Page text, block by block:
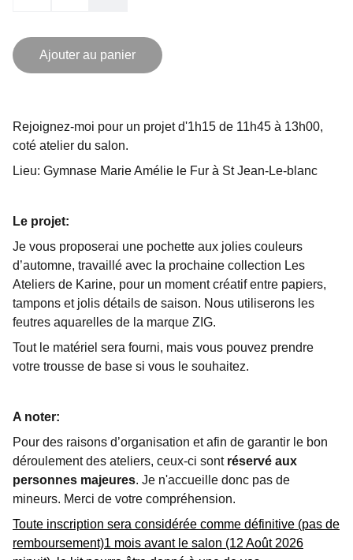
Ajouter au panier
Rejoignez-moi pour un projet d'1h15 de 11h45 à 13h00,
coté atelier du salon.
Lieu: Gymnase Marie Amélie le Fur à St Jean-Le-blanc
Le projet:
Je vous proposerai une pochette aux jolies couleurs
d’automne, travaillé avec la prochaine collection Les
Ateliers de Karine, pour un moment créatif entre papiers,
tampons et jolis détails de saison. Nous utiliserons les
feutres aquarelles de la marque ZIG.
Tout le matériel sera fourni, mais vous pouvez prendre
votre trousse de base si vous le souhaitez.
A noter:
Pour des raisons d’organisation et afin de garantir le bon
déroulement des ateliers, ceux-ci sont réservé aux
personnes majeures. Je n'accueille donc pas de
mineurs. Merci de votre compréhension.
Toute inscription sera considérée comme définitive (pas de
remboursement)1 mois avant le salon (12 Août 2026